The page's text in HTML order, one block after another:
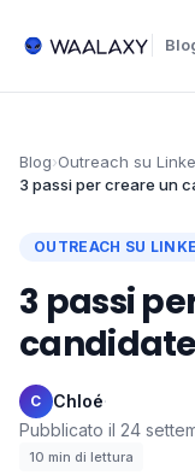
Blog›Outreach su
3 passi per creare un
OUTREACH SU
3 passi
C Chloé·
Pubblicato il 24
10 min di lettura